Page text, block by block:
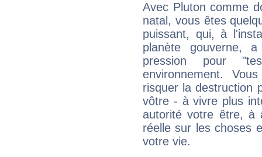
Avec Pluton comme
natal, vous êtes
puissant, qui, à
planète gouverne,
pression pour
environnement.
risquer la destruction
vôtre - à vivre plus
autorité votre être, à
réelle sur les choses
votre vie.